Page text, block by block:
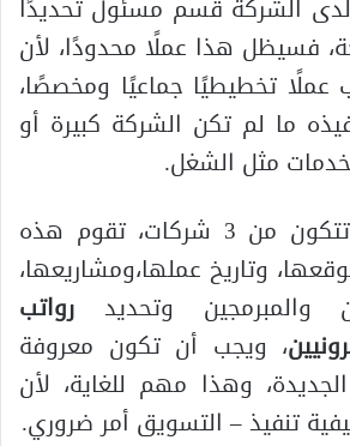
الشركة قسم مسئول تحديدًا
فسيظل هذا عملًا محدودًا، لأن
عملًا تخطيطيًا جماعيًا ومخصصًا،
ما لم تكن الشركة كبيرة أو
مثل الشغل.
شركة مناسبة، وتتكون من 3 شركات، تقوم هذه
وتاريخ عملها،ومشاريعها،
والمبرمجين وتحديد رواتب
، ويجب أن تكون معروفة
وهذا مهم للغاية، لأن
تنفيذ – التسويق أمر ضروري.